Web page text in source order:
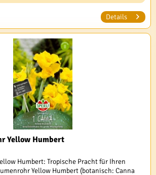
Details
Yellow Humbert
Humbert: Tropische Pracht für Ihren
Yellow Humbert (botanisch: Canna